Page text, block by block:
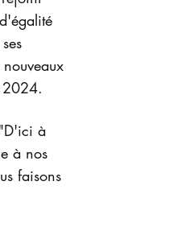
2024.
à
à nos
faisons